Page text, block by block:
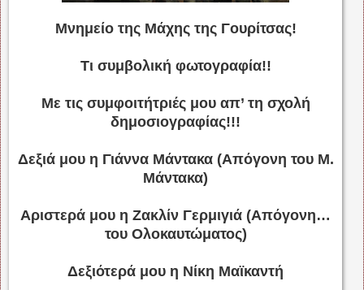
Μνημείο της Μάχης της Γουρίτσας!
Τι συμβολική φωτογραφία!!
Με τις συμφοιτήτριές μου απ’ τη σχολή
δημοσιογραφίας!!!
Δεξιά μου η Γιάννα Μάντακα (Απόγονη του Μ.
Μάντακα)
Αριστερά μου η Ζακλίν Γερμιγιά (Απόγονη…
του Ολοκαυτώματος)
Δεξιότερά μου η Νίκη Μαϊκαντή